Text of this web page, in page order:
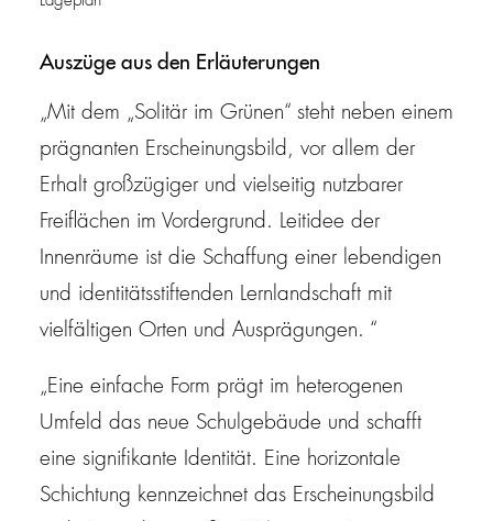
Auszüge aus den Erläuterungen
„Mit dem „Solitär im Grünen“ steht neben einem
prägnanten Erscheinungsbild, vor allem der
Erhalt großzügiger und vielseitig nutzbarer
Freiflächen im Vordergrund. Leitidee der
Innenräume ist die Schaffung einer lebendigen
und identitätsstiftenden Lernlandschaft mit
vielfältigen Orten und Ausprägungen. “
„Eine einfache Form prägt im heterogenen
Umfeld das neue Schulgebäude und schafft
eine signifikante Identität. Eine horizontale
Schichtung kennzeichnet das Erscheinungsbild